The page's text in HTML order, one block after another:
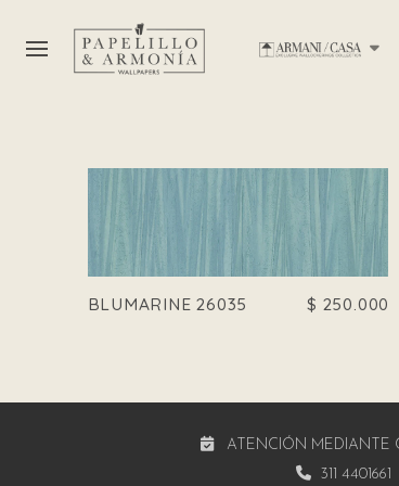
BLUMARINE 26035 $ 250.000
ATENCIÓN MEDIANTE
311 4401661